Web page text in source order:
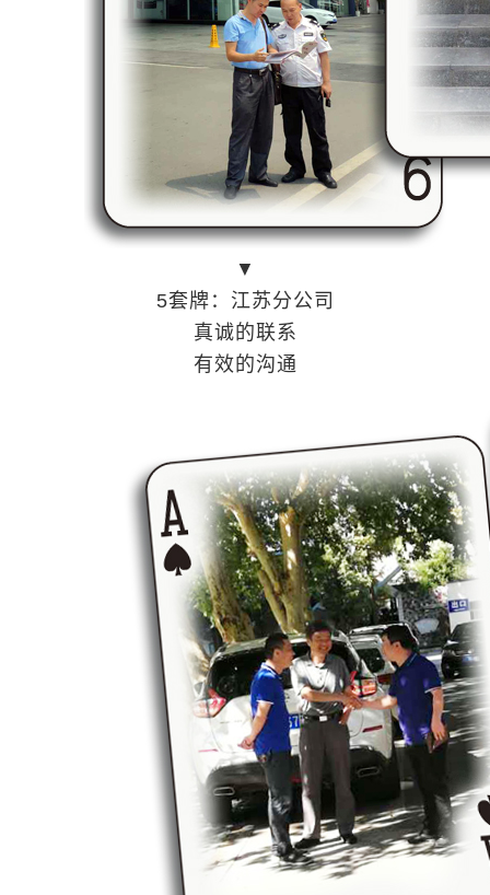
▼
5套牌：江苏分公司
真诚的联系
有效的沟通